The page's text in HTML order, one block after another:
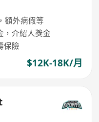
額外病假等
，介紹人獎金
保險
$12K-18K/月